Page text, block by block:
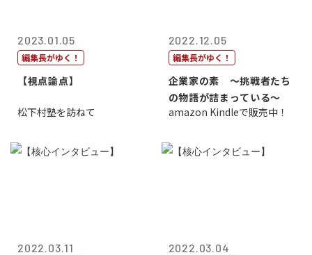
2023.01.05
編集長がゆく！
【視点論点】
松下村塾を訪ねて
2022.12.05
編集長がゆく！
企業家の素 〜挑戦者たち
の物語が詰まっている〜
amazon Kindleで販売中！
2022.03.11 2022.03.04